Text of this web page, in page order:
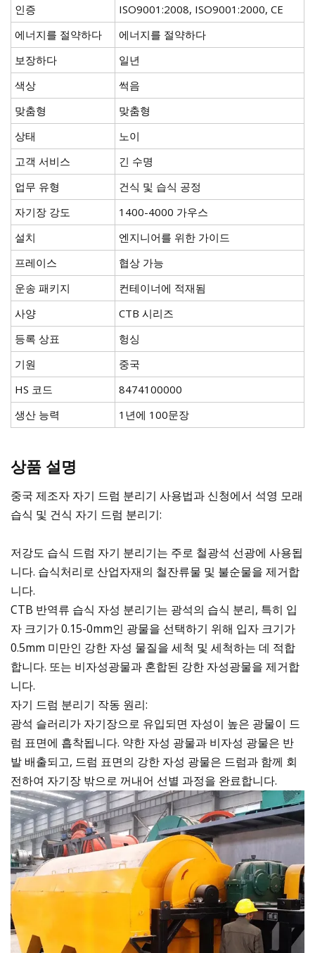
인증
ISO9001:2008, ISO9001:2000, CE
에너지를 절약하다
에너지를 절약하다
보장하다
일년
색상
썩음
맞춤형
맞춤형
상태
노이
고객 서비스
긴 수명
업무 유형
건식 및 습식 공정
자기장 강도
1400-4000 가우스
설치
엔지니어를 위한 가이드
프레이스
협상 가능
운송 패키지
컨테이너에 적재됨
사양
CTB 시리즈
등록 상표
헝싱
기원
중국
HS 코드
8474100000
생산 능력
1년에 100문장
상품 설명
중국 제조자 자기 드럼 분리기 사용법과 신청에서 석영 모래
습식 및 건식 자기 드럼 분리기:
저강도 습식 드럼 자기 분리기는 주로 철광석 선광에 사용됩
니다. 습식처리로 산업자재의 철잔류물 및 불순물을 제거합
니다.
CTB 반역류 습식 자성 분리기는 광석의 습식 분리, 특히 입
자 크기가 0.15-0mm인 광물을 선택하기 위해 입자 크기가
0.5mm 미만인 강한 자성 물질을 세척 및 세척하는 데 적합
합니다. 또는 비자성광물과 혼합된 강한 자성광물을 제거합
니다.
자기 드럼 분리기 작동 원리:
광석 슬러리가 자기장으로 유입되면 자성이 높은 광물이 드
럼 표면에 흡착됩니다. 약한 자성 광물과 비자성 광물은 반
발 배출되고, 드럼 표면의 강한 자성 광물은 드럼과 함께 회
전하여 자기장 밖으로 꺼내어 선별 과정을 완료합니다.